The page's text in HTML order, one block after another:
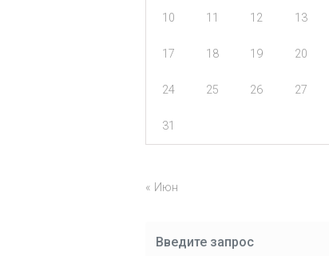
10 11 12 13
17 18 19 20
24 25 26 27
31
« Июн